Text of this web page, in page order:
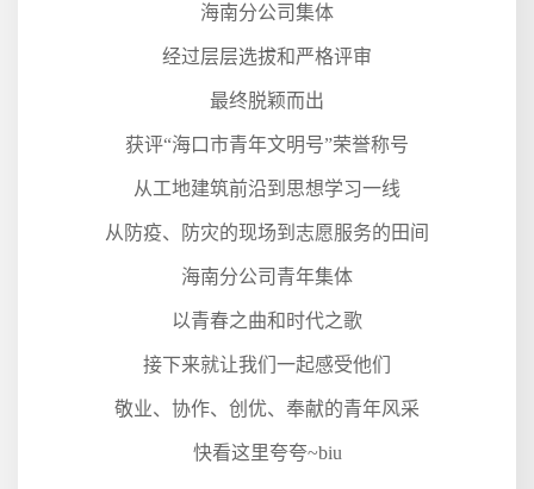
海南分公司集体
经过层层选拔和严格评审
最终脱颖而出
获评“海口市青年文明号”荣誉称号
从工地建筑前沿到思想学习一线
从防疫、防灾的现场到志愿服务的田间
海南分公司青年集体
以青春之曲和时代之歌
接下来就让我们一起感受他们
敬业、协作、创优、奉献的青年风采
快看这里夸夸~biu